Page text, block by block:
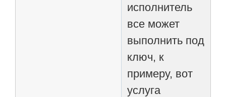
исполнитель
все может
выполнить под
ключ, к
примеру, вот
услуга